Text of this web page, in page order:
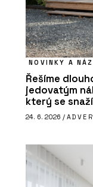
NOVINKY A
Řešíme
jedovatým
který se
24. 6. 2026 /